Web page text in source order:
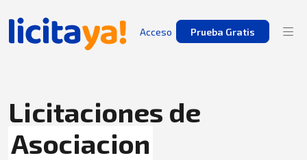
Acceso Prueba Gratis
Licitaciones de
Asociacion